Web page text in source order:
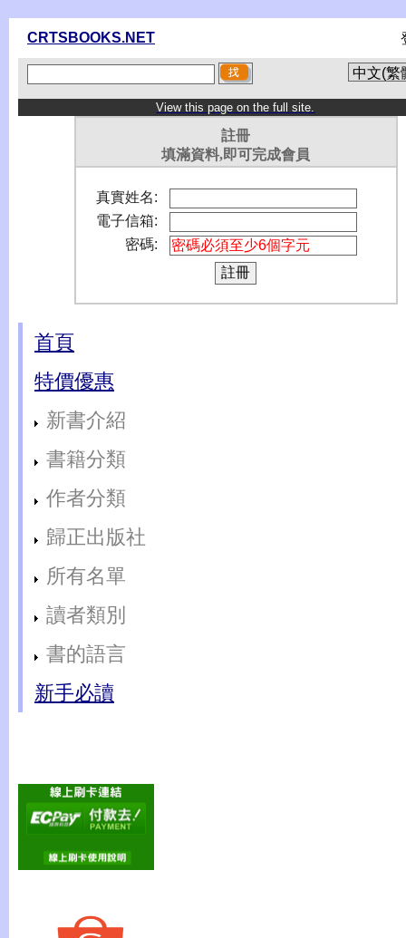
CRTSBOOKS.NET
View this page on the full site.
註冊
填滿資料,即可完成會員
真實姓名:
電子信箱:
密碼:
首頁
特價優惠
新書介紹
書籍分類
作者分類
歸正出版社
所有名單
讀者類別
書的語言
新手必讀